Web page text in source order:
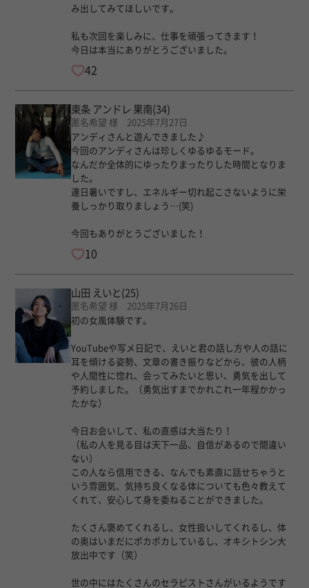
み出してみてほしいです。
私も次回を楽しみに、仕事を頑張ってきます！
今日は本当にありがとうございました。
42
東条 アンドレ 果南(34)
匿名希望 様 2025年7月27日
アンディさんと遊んできました♪
今回のアンディさんは珍しくゆるゆるモード。
なんだか全体的にゆったりまったりした時間となりま
した。
連日暑いですし、エネルギー切れ起こさないように栄
養しっかり取りましょう…(笑)
今回もありがとうございました！
10
山田 えいと (25)
匿名希望 様 2025年7月26日
初の女風体験です。
YouTubeや写メ日記で、えいと君の話し方や人の話に
耳を傾ける姿勢、文章の書き振りなどから、彼の人柄
や人間性に惚れ、会ってみたいと思い、勇気を出して
予約しました。（勇気出すまでかれこれ一年程かかっ
たかな）
今日お会いして、私の直感は大当たり！
（私の人を見る目は天下一品、自信があるので間違い
ない）
この人なら信用できる、なんでも素直に話せちゃうと
いう雰囲気、気持ち良くなる体についても色々教えて
くれて、安心して身を委ねることができました。
たくさん褒めてくれるし、女性扱いしてくれるし、体
の奥はいまだにポカポカしているし、オキシトシン大
放出中です（笑）
世の中にはたくさんのセラピストさんがいるようです